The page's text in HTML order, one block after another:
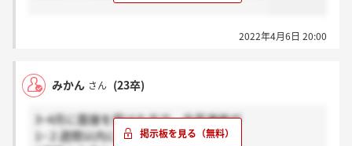
2022年4月6日 20:00
みかん さん (23卒)
3~4月に面接を受けた方で、合否連絡が
1~２週間以内に連絡が来た方 感謝